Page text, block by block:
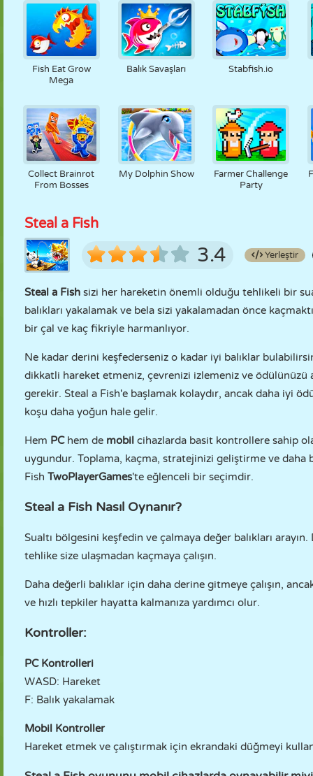
Fish Eat Grow
Mega
Balık Savaşları Stabfish.io
Collect Brainrot
From Bosses
My Dolphin Show
Farmer Challenge
Party
Steal a Fish
3.4 Yerleştir
Steal a Fish sizi her hareketin önemli olduğu tehlikeli bir
balıkları yakalamak ve bela sizi yakalamadan önce
bir çal ve kaç fikriyle harmanlıyor.
Ne kadar derini keşfederseniz o kadar iyi balıklar
dikkatli hareket etmeniz, çevrenizi izlemeniz ve
gerekir. Steal a Fish'e başlamak kolaydır, ancak daha iyi
koşu daha yoğun hale gelir.
Hem PChem de mobil cihazlarda basit kontrollere sahip
uygundur. Toplama, kaçma, stratejinizi geliştirme ve daha
Fish TwoPlayerGames'te eğlenceli bir seçimdir.
Steal a Fish Nasıl Oynanır?
Sualtı bölgesini keşfedin ve çalmaya değer balıkları
tehlike size ulaşmadan kaçmaya çalışın.
Daha değerli balıklar için daha derine gitmeye çalışın,
ve hızlı tepkiler hayatta kalmanıza yardımcı olur.
Kontroller:
PC Kontrolleri
WASD: Hareket
F: Balık yakalamak
Mobil Kontroller
Hareket etmek ve çalıştırmak için ekrandaki düğmeyi